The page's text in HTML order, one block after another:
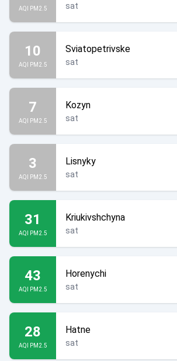
AQI PM2.5 sat
10
AQI PM2.5
Sviatopetrivske
sat
7
AQI PM2.5
Kozyn
sat
3
AQI PM2.5
Lisnyky
sat
31
AQI PM2.5
Kriukivshchyna
sat
43
AQI PM2.5
Horenychi
sat
28
AQI PM2.5
Hatne
sat